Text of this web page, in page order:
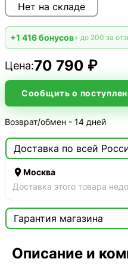
Нет на складе
+1 416 бонусов+ до 200 за
Цена:70 790 ₽
Сообщить о
Возврат/обмен - 14 дней
Доставка по всей
Москва
Доставка этого товара
Гарантия магазина

Мы продаём только
Описание и